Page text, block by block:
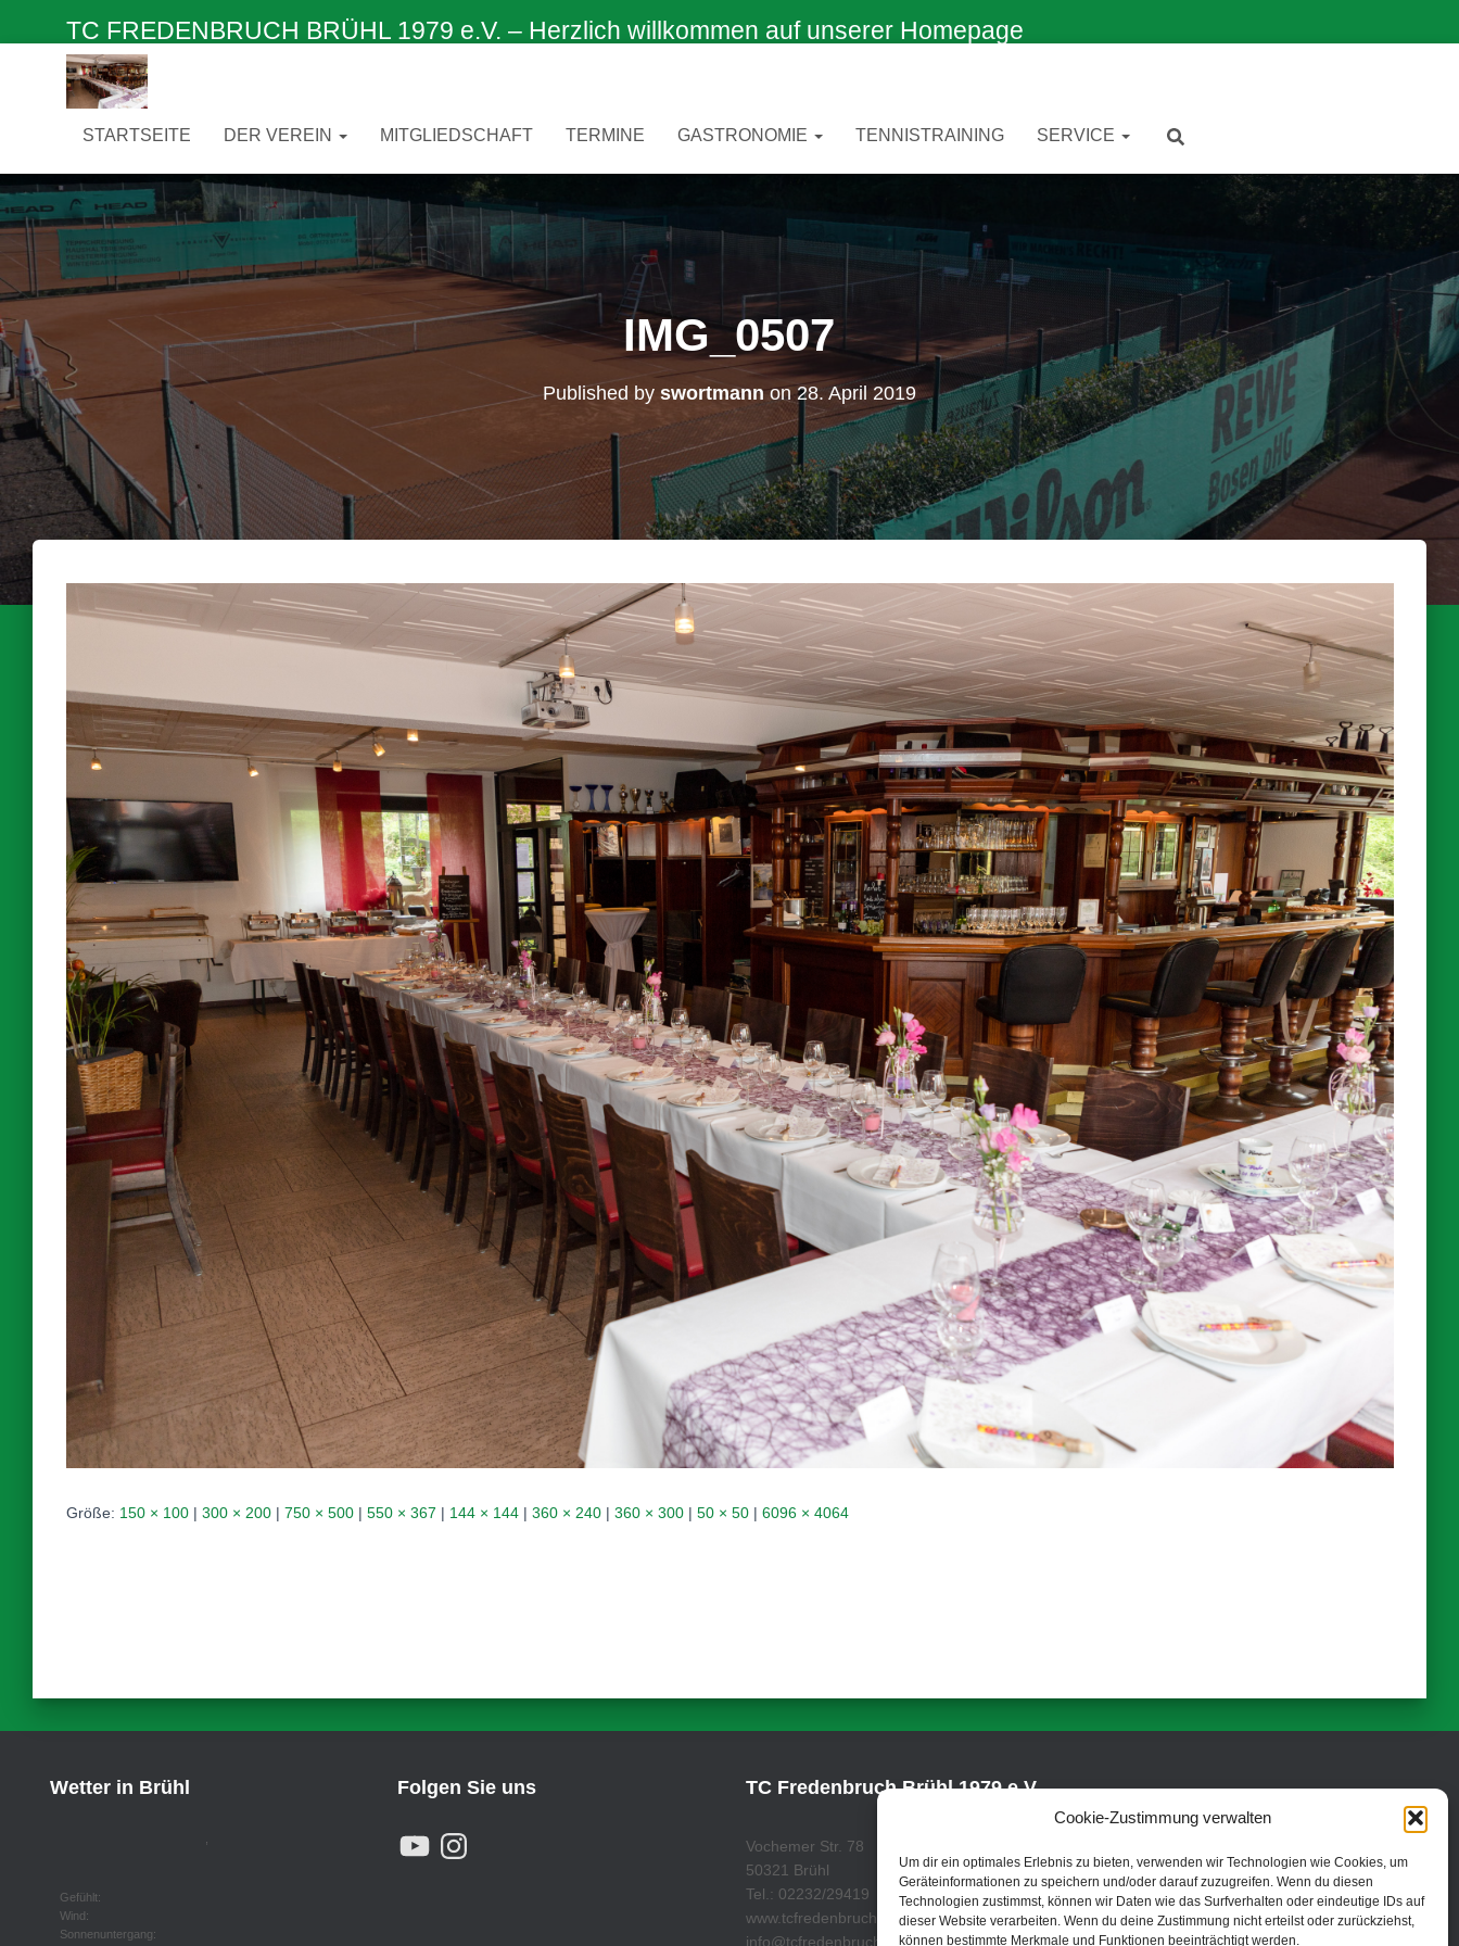
Cookie-Zustimmung verwalten
Um dir ein optimales Erlebnis zu bieten, verwenden wir Technologien wie Cookies, um
Geräteinformationen zu speichern und/oder darauf zuzugreifen. Wenn du diesen
Technologien zustimmst, können wir Daten wie das Surfverhalten oder eindeutige IDs auf
dieser Website verarbeiten. Wenn du deine Zustimmung nicht erteilst oder zurückziehst,
können bestimmte Merkmale und Funktionen beeinträchtigt werden.
TC FREDENBRUCH BRÜHL 1979 e.V. – Herzlich willkommen auf unserer Homepage
STARTSEITE DER VEREIN MITGLIEDSCHAFT TERMINE GASTRONOMIE TENNISTRAINING SERVICE
IMG_0507
Published by swortmannon28. April 2019
Größe: 150 × 100 | 300 × 200 | 750 × 500 | 550 × 367 | 144 × 144 | 360 × 240 | 360 × 300 | 50 × 50 | 6096 × 4064
Wetter in Brühl
Gefühlt:
Wind:
Sonnenuntergang:
Folgen Sie uns
Y
O
N
TC Fredenbruch Brühl 1979 e.V.
Vochemer Str. 78
50321 Brühl
Tel.: 02232/29419
www.tcfredenbruch.de
info@tcfredenbruch.de